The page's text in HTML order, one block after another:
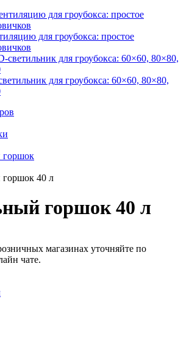
для гроубокса: простое
для гроубокса: 60×60, 80×80,
горшок
горшок 40 л
горшок 40 л
магазинах уточняйте по
чате.